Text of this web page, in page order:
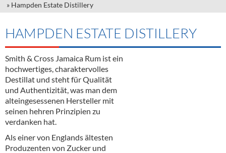
Unser Liefergebiet
Unser Team
Kontakt
Angebote Gastronomie & Großhandel
Gastronomie
Großhandel
Innovation - Die Neue Art des Bierzapfens
"DroughtMaster"
Neuigkeiten
Termine
MARKEN & PRODUKTE
Weine & Schaumwein
Sirup
Spirituosen
Bier
Alkoholfreie Getränke
DIENSTLEISTUNGEN
Kommisionskauf & Lieferbedingungen
Fremddienstleistungen
» Hampden Estate Distillery
HAMPDEN ESTATE DISTILLERY
Smith & Cross Jamaica Rum ist ein
hochwertiges, charaktervolles
Destillat und steht für Qualität
und Authentizität, was man dem
alteingesessenen Hersteller mit
seinen hehren Prinzipien zu
verdanken hat.
Als einer von Englands ältesten
Produzenten von Zucker und